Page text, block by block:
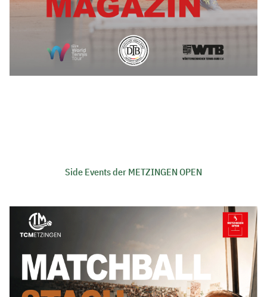
Side Events der METZINGEN OPEN